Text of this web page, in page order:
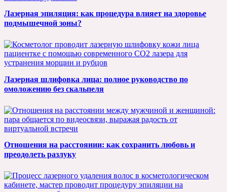
Лазерная эпиляция: как процедура влияет на здоровье
подмышечной зоны?
Лазерная шлифовка лица: полное руководство по
омоложению без скальпеля
Отношения на расстоянии: как сохранить любовь и
преодолеть разлуку